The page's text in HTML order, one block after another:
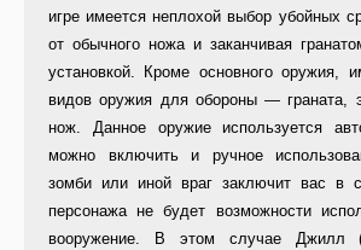
игре имеется неплохой выбор убойных
от обычного ножа и заканчивая
установкой. Кроме основного оружия,
видов оружия для обороны — граната,
нож. Данное оружие используется
можно включить и ручное
зомби или иной враг заключит вас в
персонажа не будет возможности
вооружение. В этом случае